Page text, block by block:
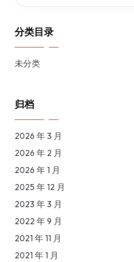
分类目录
未分类
归档
2026 年 3 月
2026 年 2 月
2026 年 1 月
2025 年 12 月
2023 年 3 月
2022 年 9 月
2021 年 11 月
2021 年 1 月